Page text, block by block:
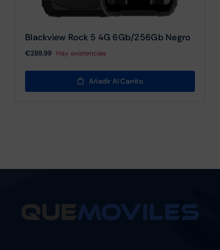
Blackview Rock 5 4G 6Gb/256Gb Negro
€289.99 Hay existencias
Añadir Al Carrito